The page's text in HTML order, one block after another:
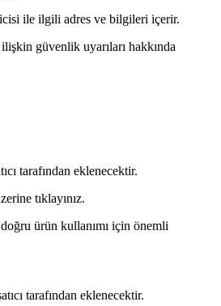
ile ilgili adres ve bilgileri içerir.
güvenlik uyarıları hakkında
tarafından eklenecektir.
tıklayınız.
ürün kullanımı için önemli
tarafından eklenecektir.